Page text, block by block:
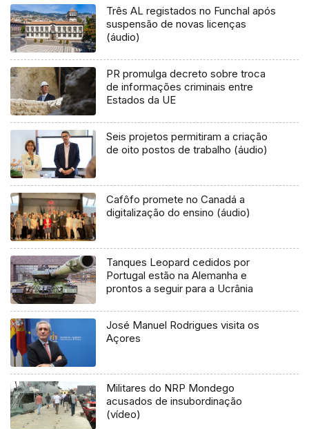
Três AL registados no Funchal após
suspensão de novas licenças
(áudio)
PR promulga decreto sobre troca
de informações criminais entre
Estados da UE
Seis projetos permitiram a criação
de oito postos de trabalho (áudio)
Cafôfo promete no Canadá a
digitalização do ensino (áudio)
Tanques Leopard cedidos por
Portugal estão na Alemanha e
prontos a seguir para a Ucrânia
José Manuel Rodrigues visita os
Açores
Militares do NRP Mondego
acusados de insubordinação
(vídeo)